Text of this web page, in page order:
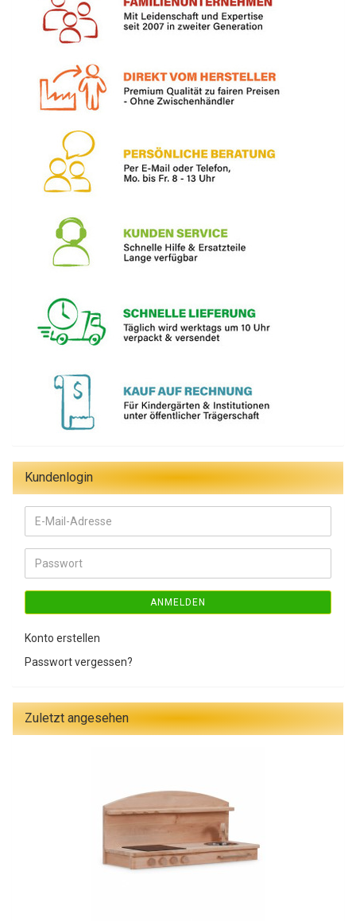
Kundenlogin
E-
Mail-
Adresse
Passwort
ANMELDEN
Konto erstellen
Passwort vergessen?
Zuletzt angesehen